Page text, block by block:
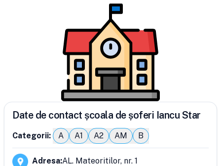
Date de contact școala de șoferi Iancu Star
Categorii: A A1 A2 AM B
Adresa:AL. Mateoritilor, nr. 1